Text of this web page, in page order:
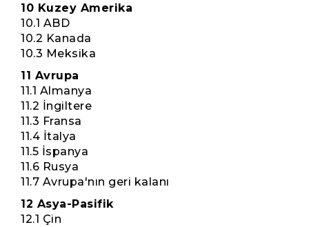
10 Kuzey Amerika
10.1 ABD
10.2 Kanada
10.3 Meksika
11 Avrupa
11.1 Almanya
11.2 İngiltere
11.3 Fransa
11.4 İtalya
11.5 İspanya
11.6 Rusya
11.7 Avrupa'nın geri kalanı
12 Asya-Pasifik
12.1 Çin